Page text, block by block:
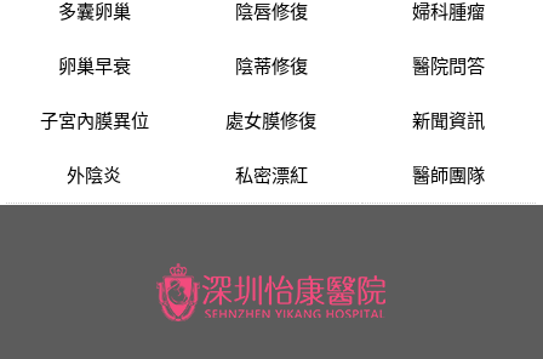
多囊卵巢
卵巢早衰
子宮內膜異位
外陰炎
陰唇修復
陰蒂修復
處女膜修復
私密漂紅
婦科腫瘤
醫院問答
新聞資訊
醫師團隊